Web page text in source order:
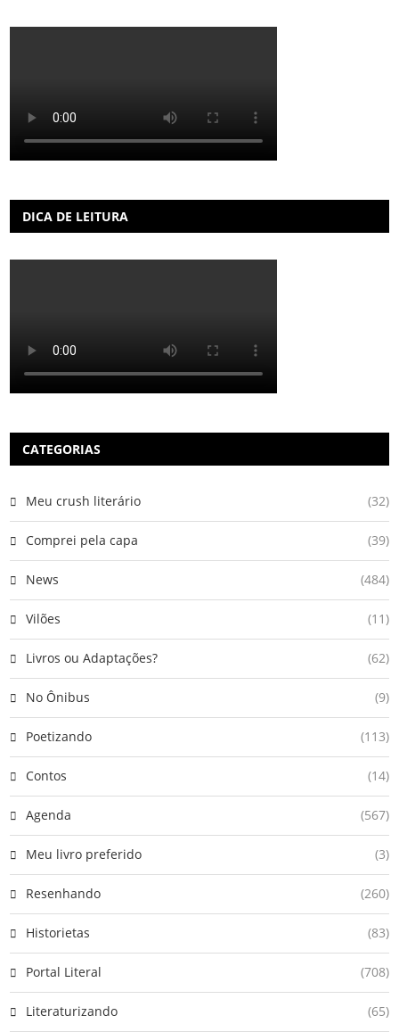
DICA DE LEITURA
CATEGORIAS
Meu crush literário (32)
Comprei pela capa (39)
News (484)
Vilões (11)
Livros ou Adaptações? (62)
No Ônibus (9)
Poetizando (113)
Contos (14)
Agenda (567)
Meu livro preferido (3)
Resenhando (260)
Historietas (83)
Portal Literal (708)
Literaturizando (65)